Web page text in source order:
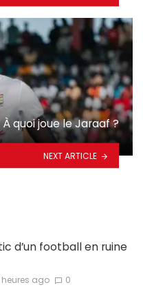
À quoi joue le Jaraaf ?
NEXT ARTICLE
d’un football en ruine
heures ago 0